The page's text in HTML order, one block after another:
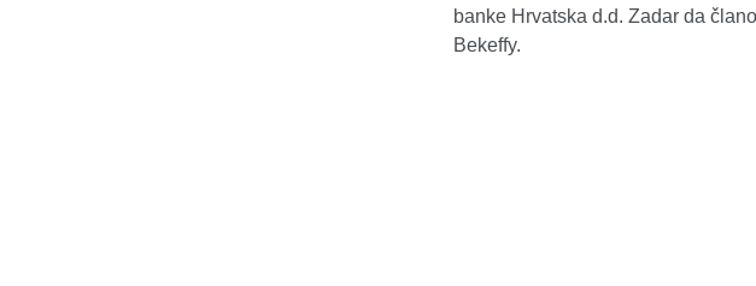
banke Hrvatska d.d. Zadar da
Bekeffy.